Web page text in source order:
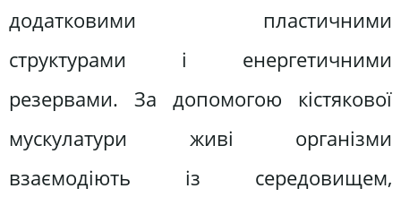
додатковими пластичними
структурами і енергетичними
резервами. За допомогою кістякової
мускулатури живі організми
взаємодіють із середовищем,